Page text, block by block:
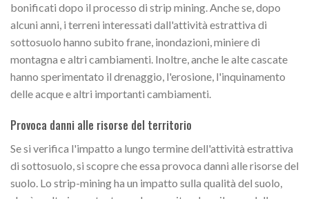
bonificati dopo il processo di strip mining. Anche se, dopo
alcuni anni, i terreni interessati dall'attività estrattiva di
sottosuolo hanno subito frane, inondazioni, miniere di
montagna e altri cambiamenti. Inoltre, anche le alte cascate
hanno sperimentato il drenaggio, l'erosione, l'inquinamento
delle acque e altri importanti cambiamenti.
Provoca danni alle risorse del territorio
Se si verifica l'impatto a lungo termine dell'attività estrattiva
di sottosuolo, si scopre che essa provoca danni alle risorse del
suolo. Lo strip-mining ha un impatto sulla qualità del suolo,